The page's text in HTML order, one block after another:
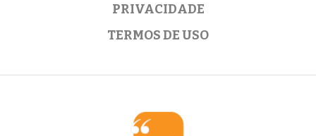
PRIVACIDADE
TERMOS DE USO